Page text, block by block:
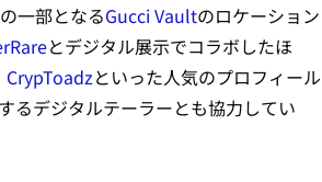
一部となるGucci Vaultのロケーション
とデジタル展示でコラボしたほ
CrypToadzといった人気のプロフィール
るデジタルテーラーとも協力してい